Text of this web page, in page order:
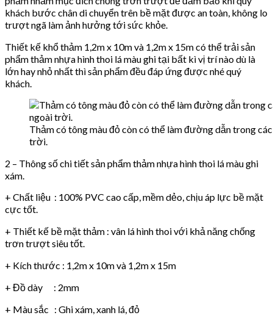
khách bước chân di chuyển trên bề mặt được an toàn, không lo
trượt ngã làm ảnh hưởng tới sức khỏe.
Thiết kế khổ thảm 1,2m x 10m và 1,2m x 15m có thể trải sản
phẩm thảm nhựa hình thoi lá màu ghi tại bất kì vị trí nào dù là
lớn hay nhỏ nhất thì sản phẩm đều đáp ứng được nhé quý
khách.
Thảm có tông màu đỏ còn có thể làm đường dẫn trong
trời.
2 – Thông số chi tiết sản phẩm thảm nhựa hình thoi lá màu ghi
xám.
+ Chất liệu : 100% PVC cao cấp, mềm dẻo, chịu áp lực bề mặt
cực tốt.
+ Thiết kế bề mặt thảm : vân lá hình thoi với khả năng chống
trơn trượt siêu tốt.
+ Kích thước : 1,2m x 10m và 1,2m x 15m
+ Đồ dày : 2mm
+ Màu sắc : Ghi xám, xanh lá, đỏ